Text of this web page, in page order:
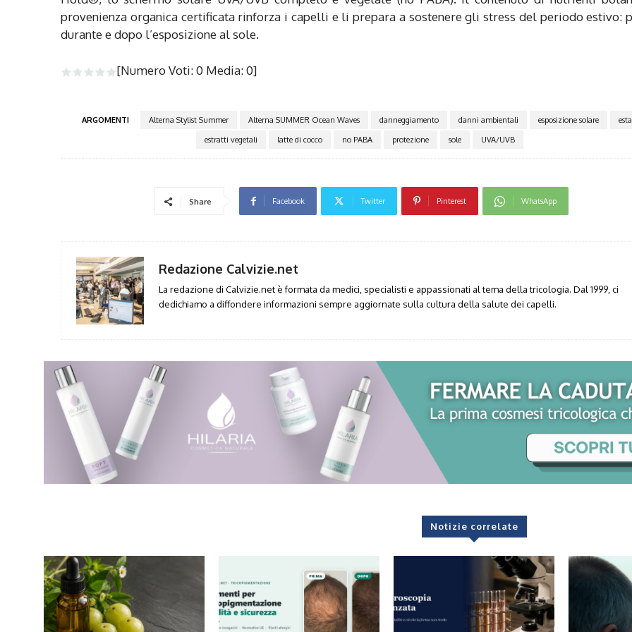
provenienza organica certificata rinforza i capelli e li prepara a sostenere gli stress del periodo estivo:
durante e dopo l’esposizione al sole.
[Numero Voti:0 Media:0]
ARGOMENTI Alterna Stylist Summer Alterna SUMMER Ocean Waves danneggiamento danni ambientali esposizione solare
estratti vegetali
latte di cocco no PABA protezione sole UVA/UVB
Share Facebook Twitter Pinterest WhatsApp
Redazione Calvizie.net
La redazione di Calvizie.net è formata da medici, specialisti e appassionati al tema della tricologia. Dal 1999, ci
dedichiamo a diffondere informazioni sempre aggiornate sulla cultura della salute dei capelli.
Notizie correlate